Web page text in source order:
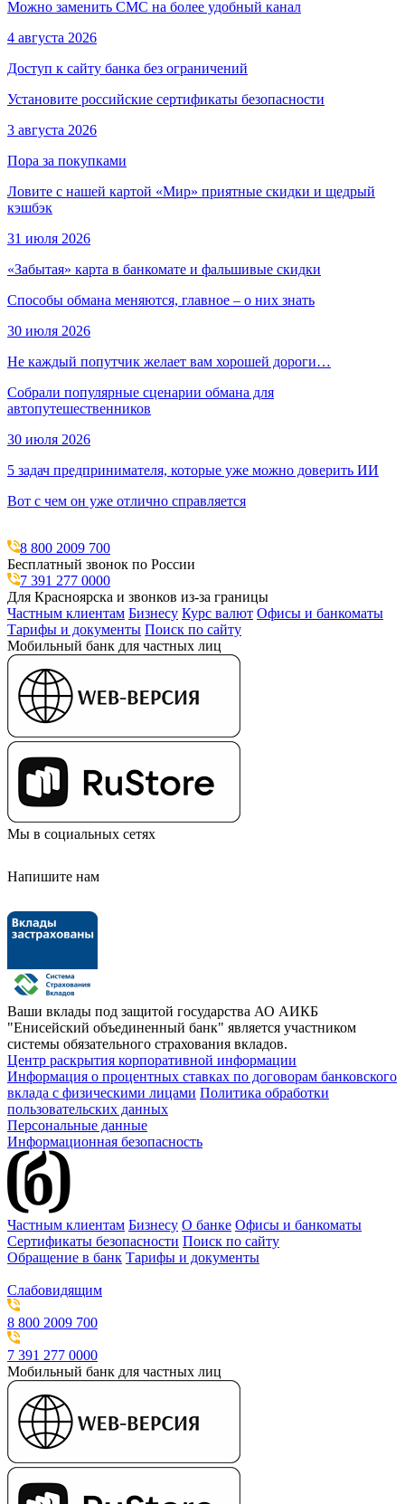
Можно заменить СМС на более удобный канал
4 августа 2026
Доступ к сайту банка без ограничений
Установите российские сертификаты безопасности
3 августа 2026
Пора за покупками
Ловите с нашей картой «Мир» приятные скидки и щедрый
кэшбэк
31 июля 2026
«Забытая» карта в банкомате и фальшивые скидки
Способы обмана меняются, главное – о них знать
30 июля 2026
Не каждый попутчик желает вам хорошей дороги…
Собрали популярные сценарии обмана для
автопутешественников
30 июля 2026
5 задач предпринимателя, которые уже можно доверить ИИ
Вот с чем он уже отлично справляется
8 800 2009 700
Бесплатный звонок по России
7 391 277 0000
Для Красноярска и звонков из-за границы
Частным клиентам Бизнесу Курс валют Офисы и банкоматы
Тарифы и документы Поиск по сайту
Мобильный банк для частных лиц
Мы в социальных сетях
Напишите нам
Ваши вклады под защитой государства АО АИКБ
"Енисейский объединенный банк" является участником
системы обязательного страхования вкладов.
Центр раскрытия корпоративной информации
Информация о процентных ставках по договорам банковского
вклада с физическими лицами Политика обработки
пользовательских данных
Персональные данные
Информационная безопасность
Частным клиентам Бизнесу О банке Офисы и банкоматы
Сертификаты безопасности Поиск по сайту
Обращение в банк Тарифы и документы
Слабовидящим
8 800 2009 700
7 391 277 0000
Мобильный банк для частных лиц